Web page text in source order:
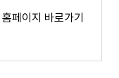
페이지 바로가기